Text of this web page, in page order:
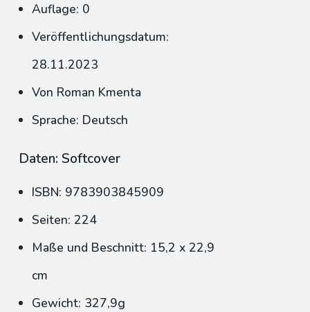
Auflage: 0
Veröffentlichungsdatum:
28.11.2023
Von Roman Kmenta
Sprache: Deutsch
Daten: Softcover
ISBN: 9783903845909
Seiten: 224
Maße und Beschnitt: 15,2 x 22,9
cm
Gewicht: 327,9g